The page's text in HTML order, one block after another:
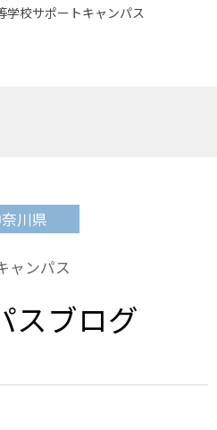
学校サポートキャンパス
川県
ャンパス
スブログ